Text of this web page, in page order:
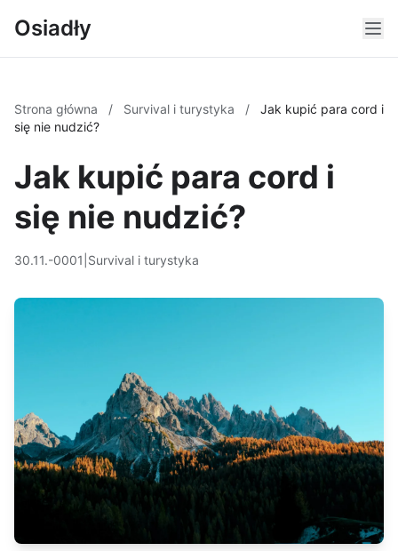
Osiadły
Strona główna / Survival i turystyka /
Jak kupić para cord i
się nie nudzić?
Jak kupić para cord i
się nie nudzić?
30.11.-0001 Survival i turystyka